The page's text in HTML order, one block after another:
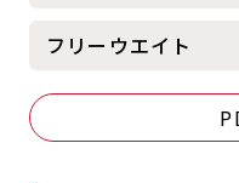
よくあるご質問
入会を悩まれている方へトッ
フリーウエイト